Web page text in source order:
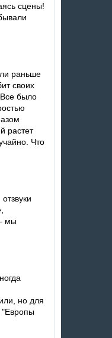
сцены!
раньше
своих
было
растет
Что
мы
но для
"Европы